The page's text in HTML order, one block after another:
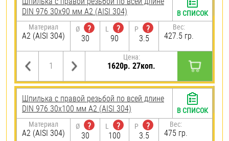
DIN 976 30х90 мм А2 (AISI 304)
Материал
А2 (AISI 304)
Ø
?
30
L
?
90
P
?
3.5
Вес:
427.5 гр.
Цена:
1620р. 27коп.
В СПИСОК
Шпилька с правой резьбой по всей длине
DIN 976 30х100 мм А2 (AISI 304)
Материал
А2 (AISI 304)
Ø
?
30
L
?
100
P
?
3.5
Вес:
475 гр.
В СПИСОК